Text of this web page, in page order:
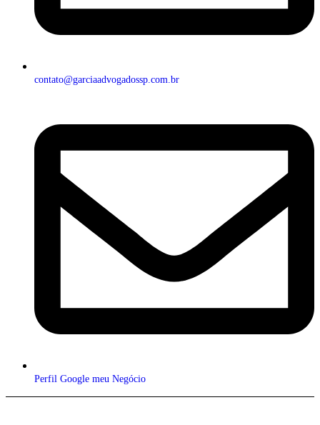
contato@garciaadvogadossp.com.br
Perfil Google meu Negócio